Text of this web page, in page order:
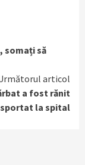
somați să
articol
a fost rănit
la spital